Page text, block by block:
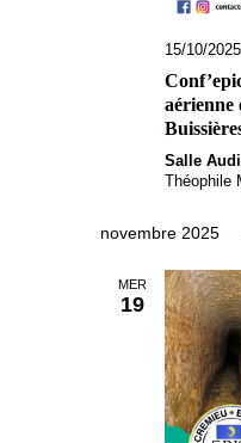
15/10/
aérienne
Salle
Théophile
novembre 2025
MER
19